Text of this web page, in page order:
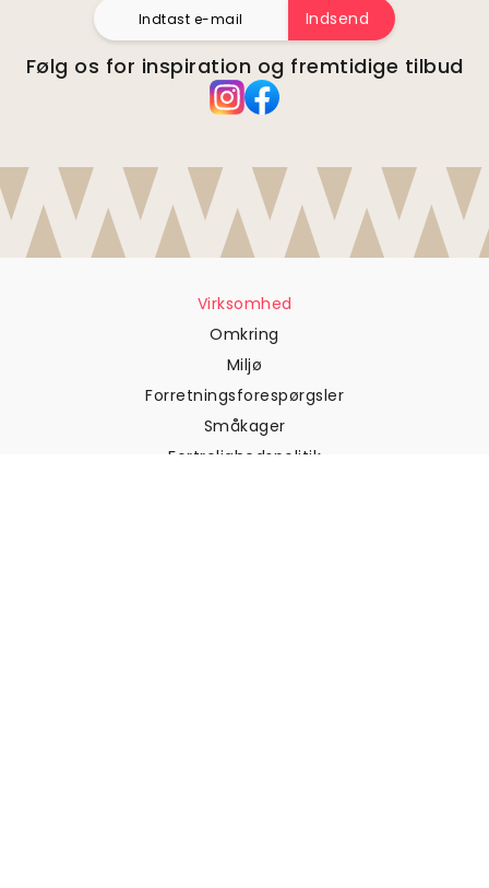
Indsend
Følg os for inspiration og fremtidige tilbud
Virksomhed
Omkring
Miljø
Forretningsforespørgsler
Småkager
Fortrolighedspolitik